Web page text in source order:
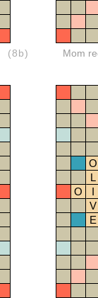
(8b) Mom
O
L
O
I
V
E